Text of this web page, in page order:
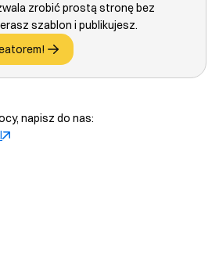
zrobić prostą stronę bez
szablon i publikujesz.
napisz do nas: